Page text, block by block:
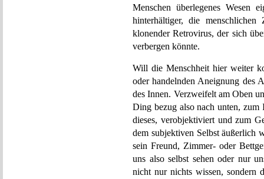
Menschen überlegenes Wesen
hinterhältiger, die
klonender Retrovirus, der sich
verbergen könnte.
Will die Menschheit hier weiter
oder handelnden Aneignung des
des Innen. Verzweifelt am Oben
Ding bezug also nach unten, zum
dieses, verobjektiviert und zum
dem subjektiven Selbst äußerlich
sein Freund, Zimmer- oder
uns also selbst sehen oder nur
nicht nur nichts wissen, sondern